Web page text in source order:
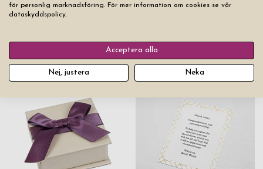
Du kanske också gillar
för personlig marknadsföring. För mer information om cookies se vår
dataskyddspolicy.
Acceptera alla
Nej, justera Neka